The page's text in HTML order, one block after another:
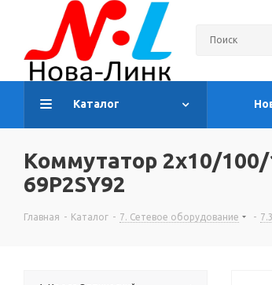
Каталог
Коммутатор 2х10/100/
69P2SY92
Главная - Каталог - 7. Сетевое оборудование -